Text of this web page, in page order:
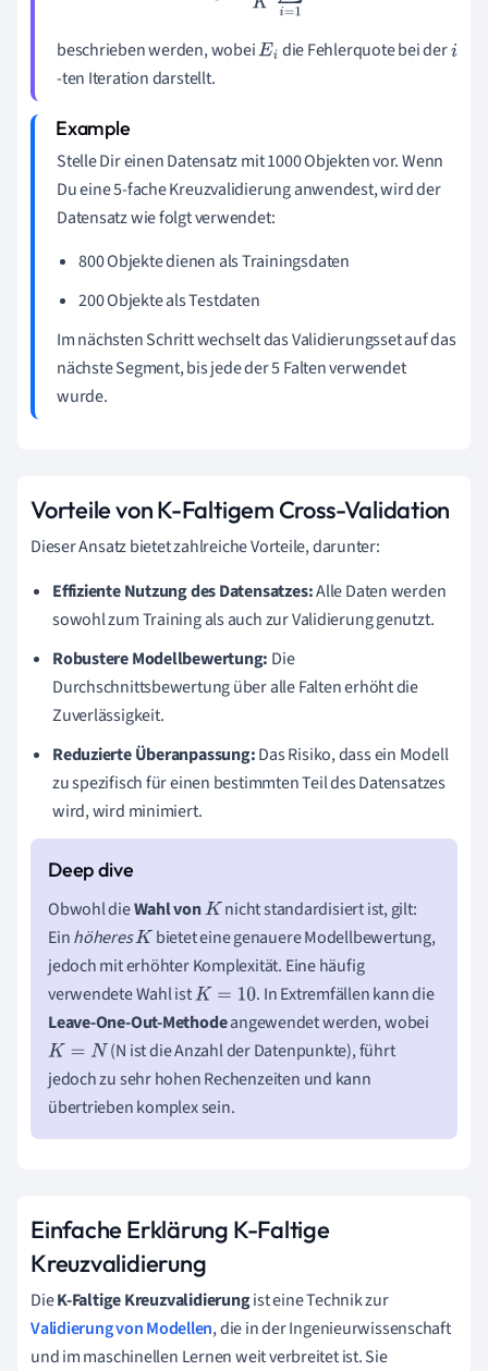
beschrieben werden, wobeiEi die Fehlerquote bei deri
-ten Iteration darstellt.
Stelle Dir einen Datensatz mit 1000 Objekten vor. Wenn
Du eine 5-fache Kreuzvalidierung anwendest, wird der
Datensatz wie folgt verwendet:
800 Objekte dienen als Trainingsdaten
200 Objekte als Testdaten
Im nächsten Schritt wechselt das Validierungsset auf das
nächste Segment, bis jede der 5 Falten verwendet
wurde.
Vorteile von K-Faltigem Cross-Validation
Dieser Ansatz bietet zahlreiche Vorteile, darunter:
Effiziente Nutzung des Datensatzes:Alle Daten werden
sowohl zum Training als auch zur Validierung genutzt.
Robustere Modellbewertung: Die
Durchschnittsbewertung über alle Falten erhöht die
Zuverlässigkeit.
Reduzierte Überanpassung:Das Risiko, dass ein Modell
zu spezifisch für einen bestimmten Teil des Datensatzes
wird, wird minimiert.
Obwohl dieWahl vonK nicht standardisiert ist, gilt:
EinhöheresK bietet eine genauere Modellbewertung,
jedoch mit erhöhter Komplexität. Eine häufig
verwendete Wahl istK= 10
. In Extremfällen kann die
Leave-One-Out-Methodeangewendet werden, wobei
K= N
(N ist die Anzahl der Datenpunkte), führt
jedoch zu sehr hohen Rechenzeiten und kann
übertrieben komplex sein.
Einfache Erklärung K-Faltige
Kreuzvalidierung
DieK-Faltige Kreuzvalidierungist eine Technik zur
Validierung von Modellen, die in der Ingenieurwissenschaft
und im maschinellen Lernen weit verbreitet ist. Sie